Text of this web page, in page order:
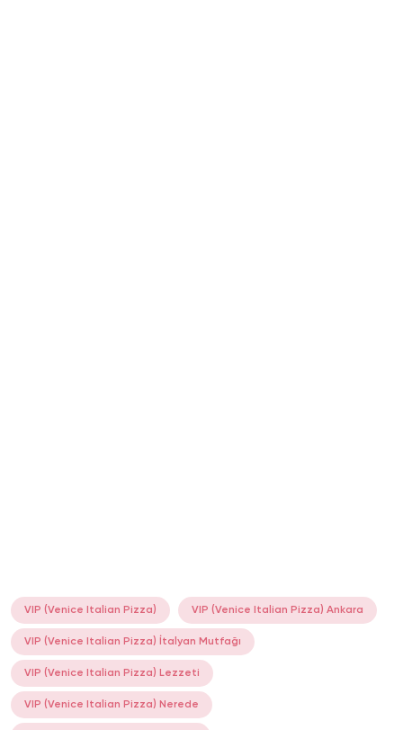
VIP (Venice Italian Pizza) VIP (Venice Italian Pizza) Ankara
VIP (Venice Italian Pizza) İtalyan Mutfağı
VIP (Venice Italian Pizza) Lezzeti
VIP (Venice Italian Pizza) Nerede